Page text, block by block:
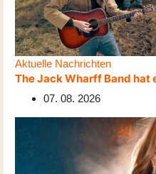
Aktuelle Nachrichten
The Jack Wharff Band hat
07. 08. 2026